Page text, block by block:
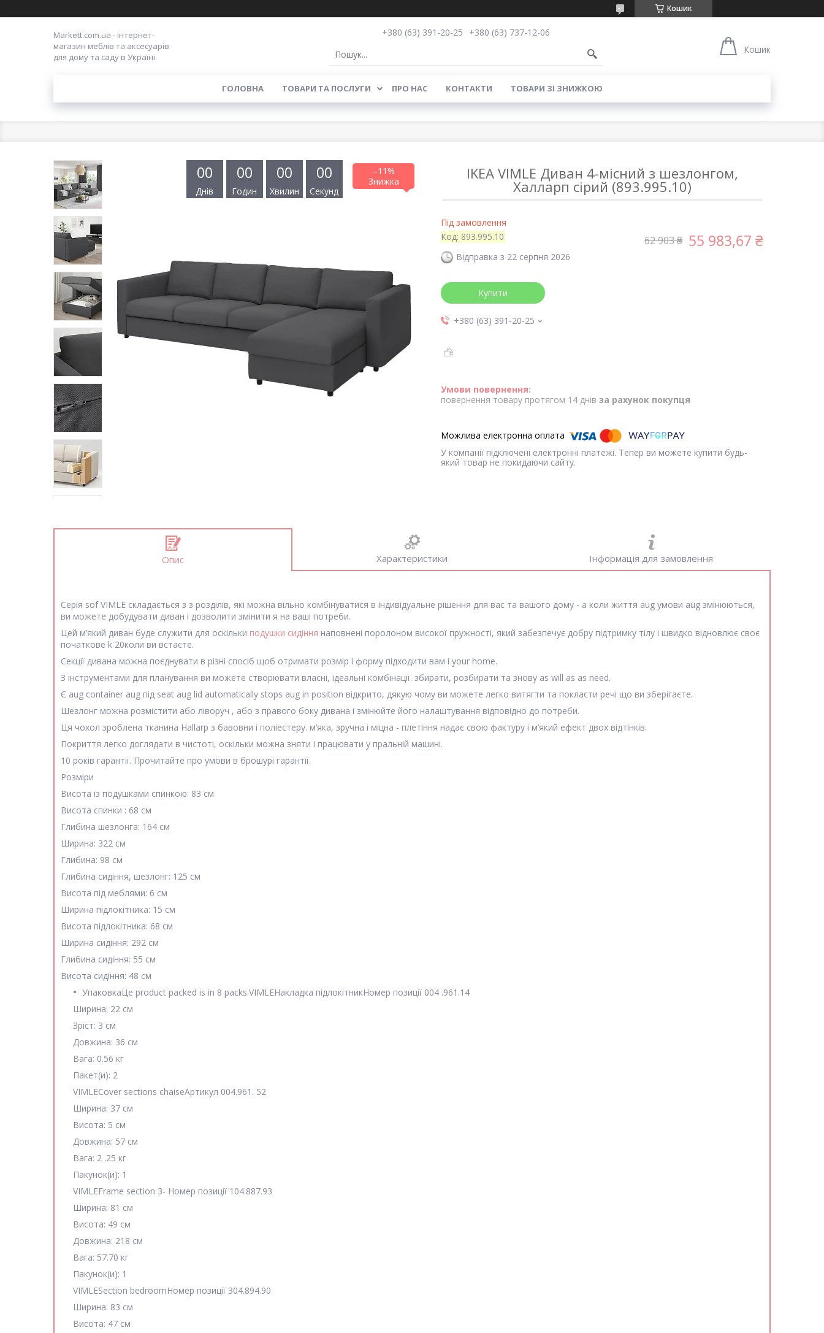
Кошик
Markett.com.ua - інтернет-
магазин меблів та аксесуарів
для дому та саду в Україні
+380 (63) 391-20-25
+380 (63) 737-12-06
Кошик
ГОЛОВНА ТОВАРИ ТА ПОСЛУГИ ПРО НАС КОНТАКТИ ТОВАРИ ЗІ ЗНИЖКОЮ
–11%
00
Днів
00
Годин
00
Хвилин
00
Секунд
IKEA VIMLE Диван 4-місний з шезлонгом,
Халларп сірий (893.995.10)
Під замовлення
Код: 893.995.10
Відправка з 22 серпня 2026
62 903 ₴ 55 983,67 ₴
Купити
+380 (63) 391-20-25
повернення товару протягом 14 днів за рахунок покупця
У компанії підключені електронні платежі. Тепер ви можете купити будь-
який товар не покидаючи сайту.
Опис Характеристики Інформація для замовлення
Серія sof VIMLE складається з з розділів, які можна вільно комбінуватися в індивідуальне рішення для вас та вашого дому - a коли життя aug умови aug змінюються,
ви можете добудувати диван і дозволити змінити я на ваші потреби.
Цей м’який диван буде служити для оскільки подушки сидіння наповнені поролоном високої пружності, який забезпечує добру підтримку тілу і швидко відновлює своє
початкове k 20коли ви встаєте.
Секції дивана можна поєднувати в різні спосіб щоб отримати розмір i форму підходити вам i your home.
З інструментами для планування ви можете створювати власні, ідеальні комбінації. збирати, розбирати та знову as will as as need.
Є aug container aug під seat aug lid automatically stops aug in position відкрито, дякую чому ви можете легко витягти та покласти речі що ви зберігаєте.
Шезлонг можна розмістити або ліворуч , або з правого боку дивана i змінюйте його налаштування відповідно до потреби.
Ця чохол зроблена тканина Hallarp з бавовни i поліестеру. м’яка, зручна i міцна - плетіння надає свою фактуру i м’який ефект двох відтінків.
Покриття легко доглядати в чистоті, оскільки можна зняти і працювати у пральній машині.
10 років гарантії. Прочитайте про умови в брошурі гарантії.
Розміри
Висота із подушками спинкою: 83 см
Висота спинки : 68 см
Глибина шезлонга: 164 см
Ширина: 322 см
Глибина: 98 см
Глибина сидіння, шезлонг: 125 см
Висота під меблями: 6 см
Ширина підлокітника: 15 см
Висота підлокітника: 68 см
Ширина сидіння: 292 см
Глибина сидіння: 55 см
Висота сидіння: 48 см
УпаковкаЦе product packed is in 8 packs.VIMLEНакладка підлокітникНомер позиції 004 .961.14
Ширина: 22 см
Зріст: 3 см
Довжина: 36 см
Вага: 0.56 кг
Пакет(и): 2
VIMLECover sections chaiseАртикул 004.961. 52
Ширина: 37 см
Висота: 5 см
Довжина: 57 см
Вага: 2 .25 кг
Пакунок(и): 1
VIMLEFrame section 3- Номер позиції 104.887.93
Ширина: 81 см
Висота: 49 см
Довжина: 218 см
Вага: 57.70 кг
Пакунок(и): 1
VIMLESection bedroomНомер позиції 304.894.90
Ширина: 83 см
Висота: 47 см